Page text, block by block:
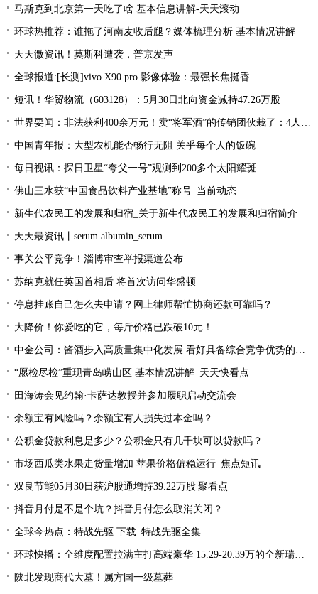
马斯克到北京第一天吃了啥 基本信息讲解-天天滚动
环球热推荐：谁拖了河南麦收后腿？媒体梳理分析 基本情况讲解
天天微资讯！莫斯科遭袭，普京发声
全球报道:[长测]vivo X90 pro 影像体验：最强长焦挺香
短讯！华贸物流（603128）：5月30日北向资金减持47.26万股
世界要闻：非法获利400余万元！卖“将军酒”的传销团伙栽了：4人被抓
中国青年报：大型农机能否畅行无阻 关乎每个人的饭碗
每日视讯：探日卫星“夸父一号”观测到200多个太阳耀斑
佛山三水获“中国食品饮料产业基地”称号_当前动态
新生代农民工的发展和归宿_关于新生代农民工的发展和归宿简介
天天最资讯丨serum albumin_serum
事关公平竞争！淄博审查举报渠道公布
苏纳克就任英国首相后 将首次访问华盛顿
停息挂账自己怎么去申请？网上律师帮忙协商还款可靠吗？
大降价！你爱吃的它，每斤价格已跌破10元！
中金公司：酱酒步入高质量集中化发展 看好具备综合竞争优势的龙头公司
“愿检尽检”重现青岛崂山区 基本情况讲解_天天快看点
田海涛会见约翰·卡萨达教授并参加履职启动交流会
余额宝有风险吗？余额宝有人损失过本金吗？
公积金贷款利息是多少？公积金只有几千块可以贷款吗？
市场西瓜类水果走货量增加 苹果价格偏稳运行_焦点短讯
双良节能05月30日获沪股通增持39.22万股|聚看点
抖音月付是不是个坑？抖音月付怎么取消关闭？
全球今热点：特战先驱 下载_特战先驱全集
环球快播：全维度配置拉满主打高端豪华 15.29-20.39万的全新瑞虎9应该怎么买？
陕北发现商代大墓！属方国一级墓葬